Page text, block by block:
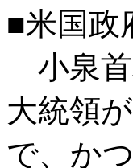
■米国政
小泉首
大統領
で、か